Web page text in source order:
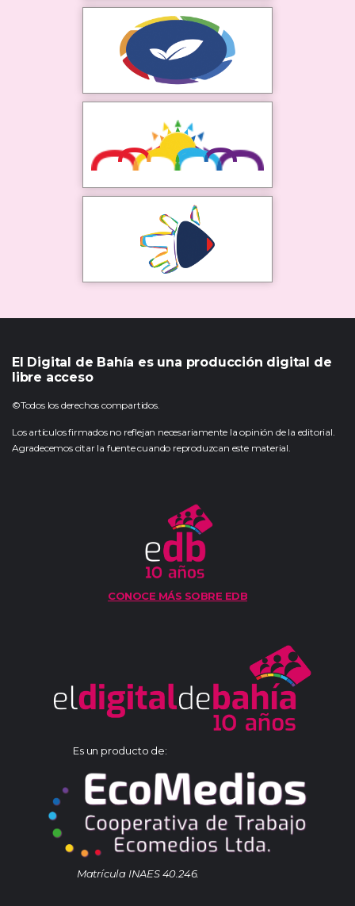
El Digital de Bahía es una producción digital de
libre acceso
©Todos los derechos compartidos.
Los artículos firmados no reflejan necesariamente la opinión de la editorial.
Agradecemos citar la fuente cuando reproduzcan este material.
CONOCE MÁS SOBRE EDB
Es un producto de:
Matrícula INAES 40.246.